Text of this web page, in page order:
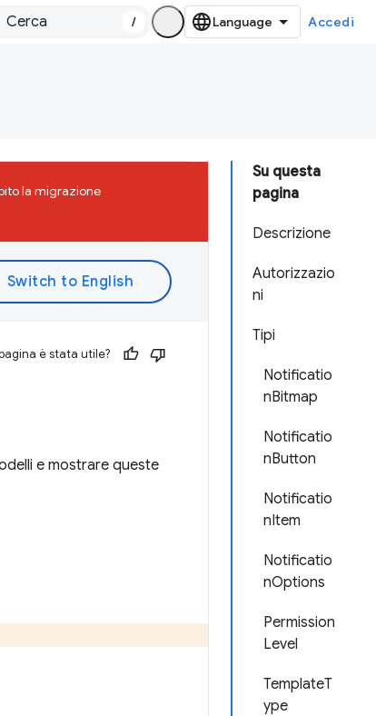
/ Accedi
Su questa
pagina
Descrizione
Autorizzazio
ni
Tipi
Notificatio
nBitmap
Notificatio
nButton
Notificatio
nItem
Notificatio
nOptions
Permission
Level
TemplateT
ype
la migrazione
è stata utile?
e mostrare queste